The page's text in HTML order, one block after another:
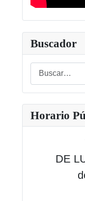
Buscador
Buscar
Type 2 or
Horario
DE